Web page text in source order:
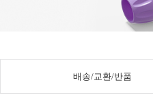
배송/교환/반품